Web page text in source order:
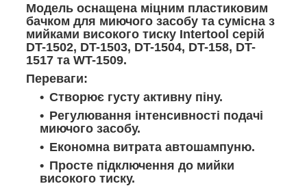
Модель оснащена міцним пластиковим
бачком для миючого засобу та сумісна з
мийками високого тиску Intertool серій
DT-1502, DT-1503, DT-1504, DT-158, DT-
1517 та WT-1509.
Переваги:
Створює густу активну піну.
Регулювання інтенсивності подачі
миючого засобу.
Економна витрата автошампуню.
Просте підключення до мийки
високого тиску.